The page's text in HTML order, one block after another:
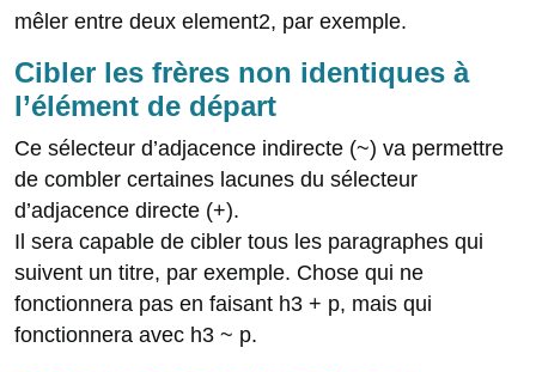
mêler entre deux element2, par exemple.
Cibler les frères non identiques à
l’élément de départ
Ce sélecteur d’adjacence indirecte (~) va permettre
de combler certaines lacunes du sélecteur
d’adjacence directe (+).
Il sera capable de cibler tous les paragraphes qui
suivent un titre, par exemple. Chose qui ne
fonctionnera pas en faisant h3 + p, mais qui
fonctionnera avec h3 ~ p.